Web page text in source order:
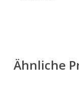
Ähnliche